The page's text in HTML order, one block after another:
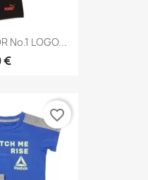
No.1 LOGO...
€
favorite_border